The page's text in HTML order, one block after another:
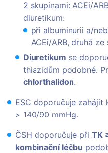
2 skupinami: ACEi/
diuretikum:
při albuminurii a/
ACEi/ARB, druhá
Diuretikum se
thiazidům podobné.
chlorthalidon.
ESC doporučuje zahájit
> 140/90 mmHg.
ČSH doporučuje při TK
kombinační léčbu